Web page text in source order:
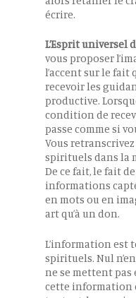
écrire.
L’Esprit universel
vous proposer
l’accent sur le fait
recevoir les
productive.
condition de
passe comme si
Vous
spirituels dans la
De ce fait, le fait
informations
en mots ou en
art qu’à un don.
L’information est
spirituels. Nul
ne se mettent pas
cette information